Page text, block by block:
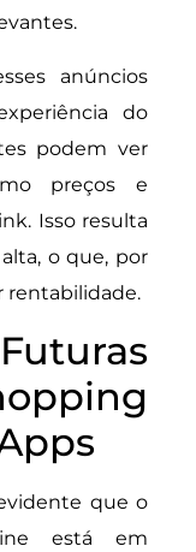
anúncios
do
podem ver
preços e
Isso resulta
o que, por
rentabilidade.
que o
está em